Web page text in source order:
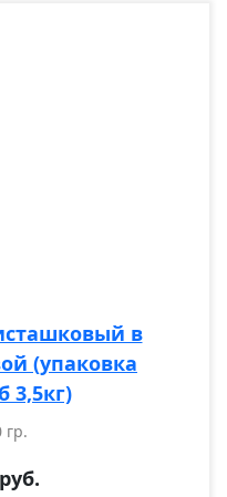
в
(упаковка
3,5кг)
гр.
руб.